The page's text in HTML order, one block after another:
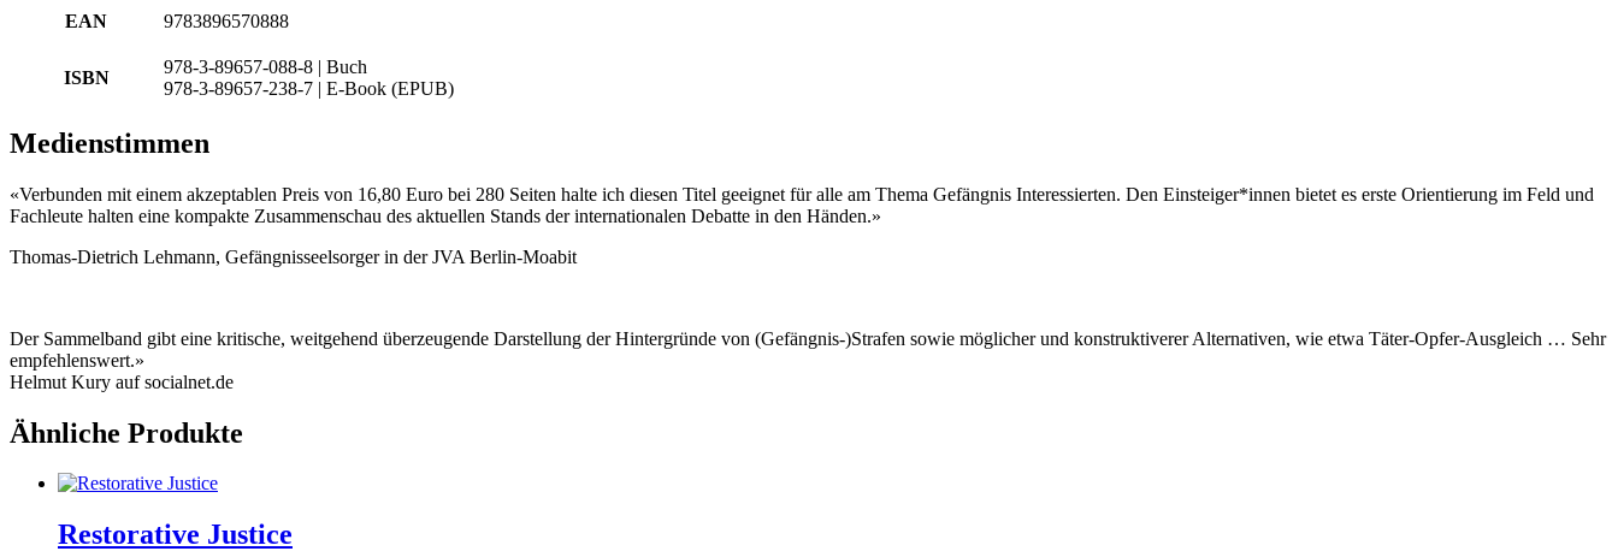
EAN 9783896570888
ISBN
978-3-89657-088-8 | Buch
978-3-89657-238-7 | E-Book (EPUB)
Medienstimmen
«Verbunden mit einem akzeptablen Preis von 16,80 Euro bei 280 Seiten halte ich diesen Titel geeignet für alle am Thema Gefängnis Interessierten. Den Einsteiger*innen bietet es erste Orientierung im Feld und
Fachleute halten eine kompakte Zusammenschau des aktuellen Stands der internationalen Debatte in den Händen.»
Thomas-Dietrich Lehmann, Gefängnisseelsorger in der JVA Berlin-Moabit
Der Sammelband gibt eine kritische, weitgehend überzeugende Darstellung der Hintergründe von (Gefängnis-)Strafen sowie möglicher und konstruktiverer Alternativen, wie etwa Täter-Opfer-Ausgleich … Sehr
empfehlenswert.»
Helmut Kury auf socialnet.de
Ähnliche Produkte
Restorative Justice